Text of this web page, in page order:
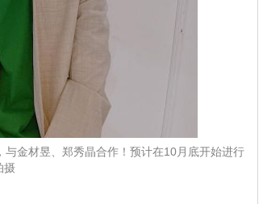
金材昱、郑秀晶合作！预计在10月底开始进行
摄